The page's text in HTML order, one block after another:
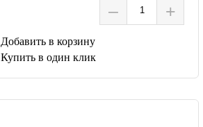
– +
Добавить в корзину
Купить в один клик